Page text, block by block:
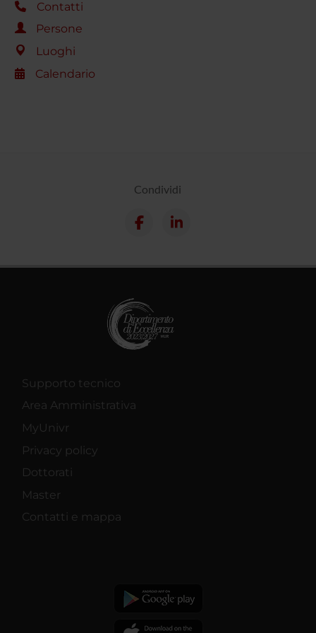
Contatti
Persone
Luoghi
Calendario
Condividi
Supporto tecnico
Area Amministrativa
MyUnivr
Privacy policy
Dottorati
Master
Contatti e mappa